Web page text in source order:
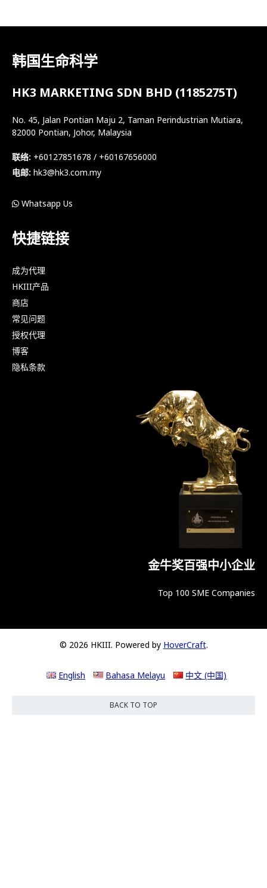
韩国生命科学
HK3 MARKETING SDN BHD (1185275T)
No. 45, Jalan Pontian Maju 2, Taman Perindustrian Mutiara,
82000 Pontian, Johor, Malaysia
联络: +60127851678 / +60167656000
电邮: hk3@hk3.com.my
Whatsapp Us
快捷链接
成为代理
HKIII产品
商店
常见问题
授权代理
博客
隐私条款
金牛奖百强中小企业
Top 100 SME Companies
© 2026 HKIII. Powered by HoverCraft.
English Bahasa Melayu 中文 (中国)
BACK TO TOP